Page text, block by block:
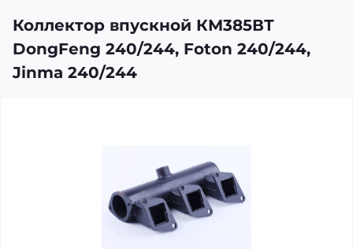
Коллектор впускной КМ385ВТ
DongFeng 240/244, Foton 240/244,
Jinma 240/244